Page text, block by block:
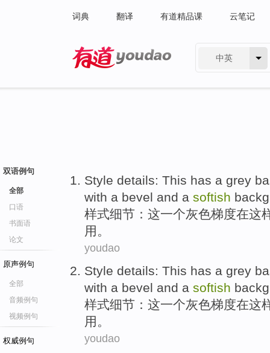
词典 翻译 有道精品课 云笔记
中英
双语例句
全部
口语
书面语
论文
原声例句
全部
音频例句
视频例句
权威例句
Style details: This has a grey
with a bevel and a softish
样式细节 ： 这一个灰色梯度在这
用。
youdao
Style details: This has a grey
with a bevel and a softish
样式细节 ： 这一个灰色梯度在这
用。
youdao